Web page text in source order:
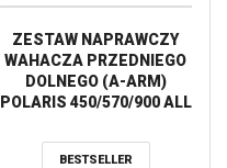
ZESTAW NAPRAWCZY
WAHACZA PRZEDNIEGO
DOLNEGO (A-ARM)
POLARIS 450/570/900 ALL
BESTSELLER